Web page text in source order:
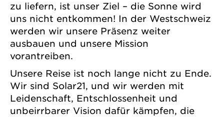
zu liefern, ist unser Ziel – die Sonne wird
uns nicht entkommen! In der Westschweiz
werden wir unsere Präsenz weiter
ausbauen und unsere Mission
vorantreiben.
Unsere Reise ist noch lange nicht zu Ende.
Wir sind Solar21, und wir werden mit
Leidenschaft, Entschlossenheit und
unbeirrbarer Vision dafür kämpfen, die